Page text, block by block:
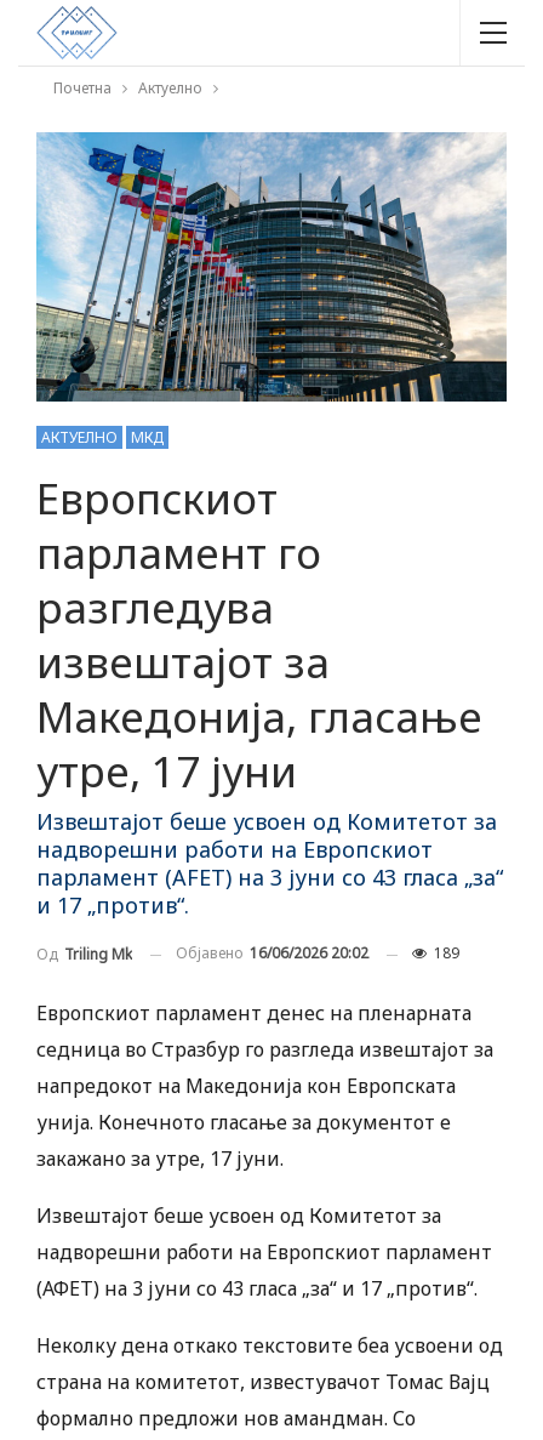
Почетна Актуелно
АКТУЕЛНО МКД
Европскиот
парламент го
разгледува
извештајот за
Македонија, гласање
утре, 17 јуни
Извештајот беше усвоен од Комитетот за
надворешни работи на Европскиот
парламент (AFET) на 3 јуни со 43 гласа „за“
и 17 „против“.
Од Triling Mk Објавено 16/06/2026 20:02 189
Европскиот парламент денес на пленарната
седница во Стразбур го разгледа извештајот за
напредокот на Македонија кон Европската
унија. Конечното гласање за документот е
закажано за утре, 17 јуни.
Извештајот беше усвоен од Комитетот за
надворешни работи на Европскиот парламент
(АФЕТ) на 3 јуни со 43 гласа „за“ и 17 „против“.
Неколку дена откако текстовите беа усвоени од
страна на комитетот, известувачот Томас Вајц
формално предложи нов амандман. Со